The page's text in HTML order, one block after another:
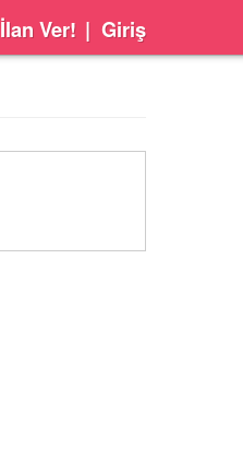
İlan Ver! | Giriş